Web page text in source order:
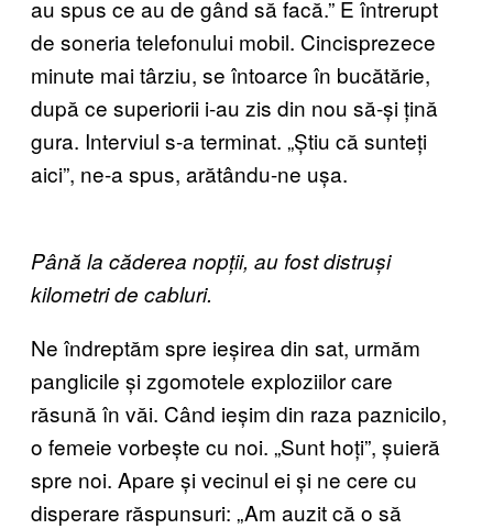
au spus ce au de gând să facă.” E întrerupt
de soneria telefonului mobil. Cincisprezece
minute mai târziu, se întoarce în bucătărie,
după ce superiorii i-au zis din nou să-și țină
gura. Interviul s-a terminat. „Știu că sunteți
aici”, ne-a spus, arătându-ne ușa.
Până la căderea nopții, au fost distruși
kilometri de cabluri.
Ne îndreptăm spre ieșirea din sat, urmăm
panglicile și zgomotele exploziilor care
răsună în văi. Când ieșim din raza paznicilo,
o femeie vorbește cu noi. „Sunt hoți”, șuieră
spre noi. Apare și vecinul ei și ne cere cu
disperare răspunsuri: „Am auzit că o să